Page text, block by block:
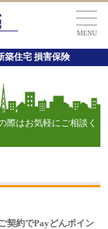
MENU
築住宅 損害保険
際はお気軽にご相談く
契約でPayどんポイン